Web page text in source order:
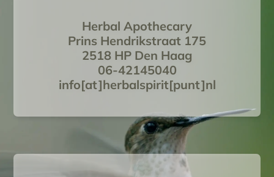
Herbal Apothecary
Prins Hendrikstraat 175
2518 HP Den Haag
06-42145040
info[at]herbalspirit[punt]nl